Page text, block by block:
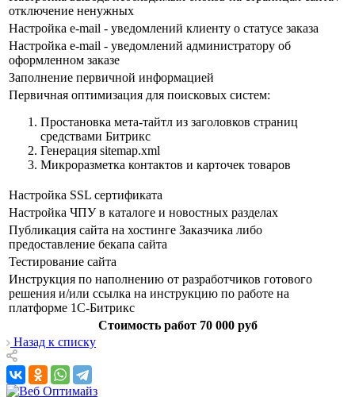
отключение ненужных
Настройка e-mail - уведомлений клиенту о статусе заказа
Настройка e-mail - уведомлений администратору об
оформленном заказе
Заполнение первичной информацией
Первичная оптимизация для поисковых систем:
Простановка мета-тайтл из заголовков страниц
средствами Битрикс
Генерация sitemap.xml
Микроразметка контактов и карточек товаров
Настройка SSL сертификата
Настройка ЧПУ в каталоге и новостных разделах
Публикация сайта на хостинге Заказчика либо
предоставление бекапа сайта
Тестирование сайта
Инструкция по наполнению от разработчиков готового
решения и/или ссылка на инструкцию по работе на
платформе 1С-Битрикс
Стоимость работ 70 000 руб
Назад к списку